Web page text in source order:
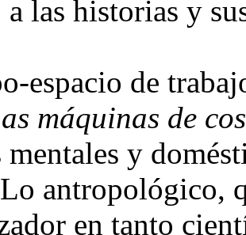
a las historias y
espacio de
máquinas de
mentales y
antropológico,
en tanto